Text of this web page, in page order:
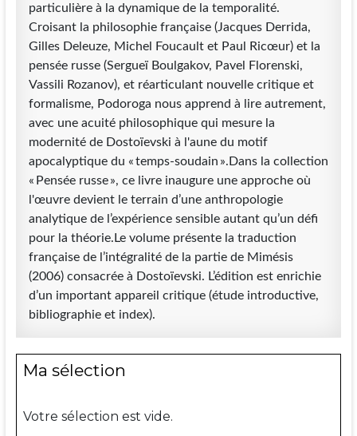
particulière à la dynamique de la temporalité.
Croisant la philosophie française (Jacques Derrida,
Gilles Deleuze, Michel Foucault et Paul Ricœur) et la
pensée russe (Sergueï Boulgakov, Pavel Florenski,
Vassili Rozanov), et réarticulant nouvelle critique et
formalisme, Podoroga nous apprend à lire autrement,
avec une acuité philosophique qui mesure la
modernité de Dostoïevski à l'aune du motif
apocalyptique du « temps-soudain ».Dans la collection
« Pensée russe », ce livre inaugure une approche où
l'œuvre devient le terrain d’une anthropologie
analytique de l’expérience sensible autant qu’un défi
pour la théorie.Le volume présente la traduction
française de l’intégralité de la partie de Mimésis
(2006) consacrée à Dostoïevski. L’édition est enrichie
d’un important appareil critique (étude introductive,
bibliographie et index).
Ma sélection
Votre sélection est vide.